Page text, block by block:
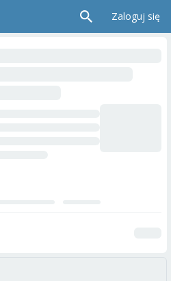
Zaloguj się